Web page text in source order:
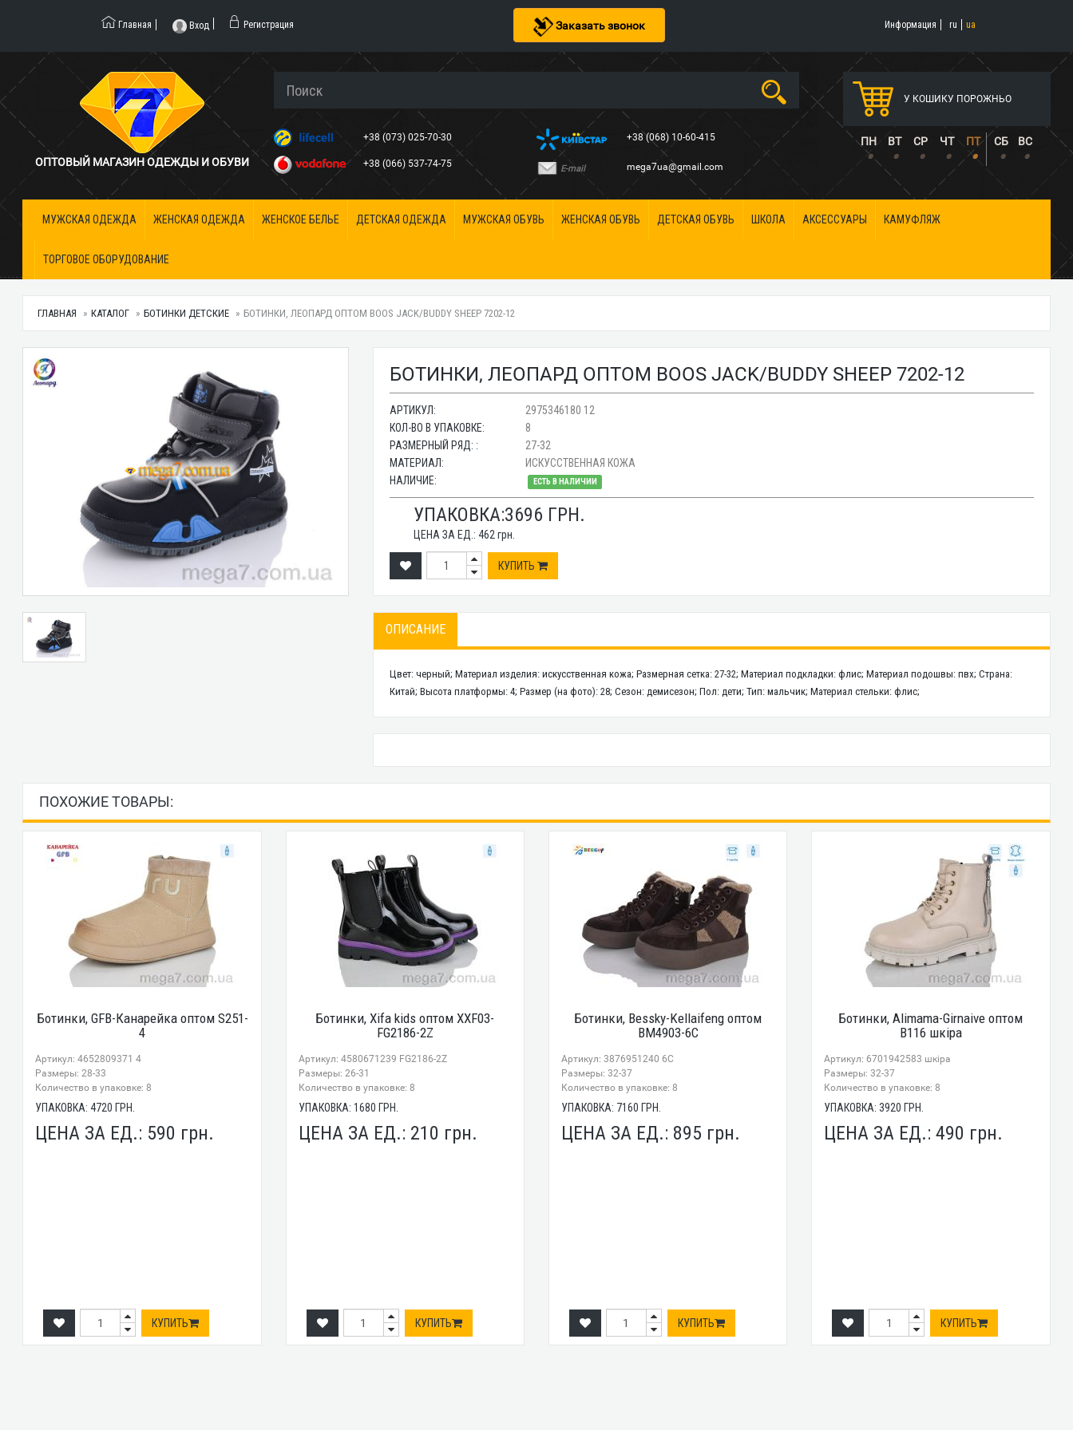
Заказать звонок
Главная Вход Регистрация Информация ru ua
ОПТОВЫЙ МАГАЗИН ОДЕЖДЫ И ОБУВИ
+38 (073) 025-70-30
+38 (066) 537-74-75
+38 (068) 10-60-415
E-mail mega7ua@gmail.com
У КОШИКУ ПОРОЖНЬО
ПН ВТ СР ЧТ ПТ СБ ВС
• • • • • • •
МУЖСКАЯ ОДЕЖДА ЖЕНСКАЯ ОДЕЖДА ЖЕНСКОЕ БЕЛЬЕ ДЕТСКАЯ ОДЕЖДА МУЖСКАЯ ОБУВЬ ЖЕНСКАЯ ОБУВЬ ДЕТСКАЯ ОБУВЬ ШКОЛА АКСЕССУАРЫ КАМУФЛЯЖ
ТОРГОВОЕ ОБОРУДОВАНИЕ
ГЛАВНАЯ КАТАЛОГ БОТИНКИ ДЕТСКИЕ БОТИНКИ, ЛЕОПАРД ОПТОМ BOOS JACK/BUDDY SHEEP 7202-12
БОТИНКИ, ЛЕОПАРД ОПТОМ BOOS JACK/BUDDY SHEEP 7202-12
АРТИКУЛ:
2975346180 12
КОЛ-ВО В УПАКОВКЕ:
8
РАЗМЕРНЫЙ РЯД: :
27-32
МАТЕРИАЛ:
ИСКУССТВЕННАЯ КОЖА
НАЛИЧИЕ:
ЕСТЬ В НАЛИЧИИ
УПАКОВКА:3696 ГРН.
ЦЕНА ЗА ЕД.:462 грн.
КУПИТЬ
ОПИСАНИЕ
Цвет: черный; Материал изделия: искусственная кожа; Размерная сетка: 27-32; Материал подкладки: флис; Материал подошвы: пвх; Страна:
Китай; Высота платформы: 4; Размер (на фото): 28; Сезон: демисезон; Пол: дети; Тип: мальчик; Материал стельки: флис;
ПОХОЖИЕ ТОВАРЫ:
Ботинки, GFB-Канарейка оптом S251-
4
Артикул: 4652809371 4
Размеры: 28-33
Количество в упаковке: 8
УПАКОВКА:4720 ГРН.
ЦЕНА ЗА ЕД.: 590 грн.
КУПИТЬ
Ботинки, Xifa kids оптом XXF03-
FG2186-2Z
Артикул: 4580671239 FG2186-2Z
Размеры: 26-31
Количество в упаковке: 8
УПАКОВКА: 1680 ГРН.
ЦЕНА ЗА ЕД.: 210 грн.
КУПИТЬ
Ботинки, Bessky-Kellaifeng оптом
BM4903-6C
Артикул: 3876951240 6C
Размеры: 32-37
Количество в упаковке: 8
УПАКОВКА: 7160 ГРН.
ЦЕНА ЗА ЕД.: 895 грн.
КУПИТЬ
Ботинки, Alimama-Girnaive оптом
B116 шкіра
Артикул: 6701942583 шкіра
Размеры: 32-37
Количество в упаковке: 8
УПАКОВКА:3920 ГРН.
ЦЕНА ЗА ЕД.:490 грн.
КУПИТЬ